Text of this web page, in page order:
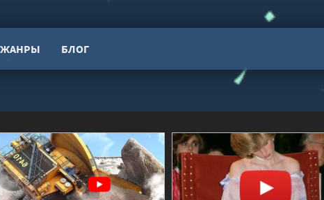
ЖАНРЫ БЛОГ